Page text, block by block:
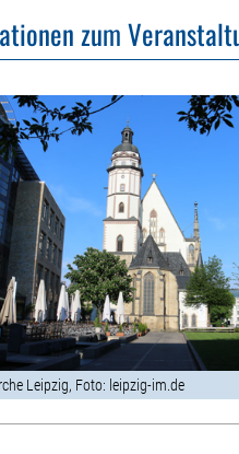
zum
Leipzig, Foto: leipzig-im.de